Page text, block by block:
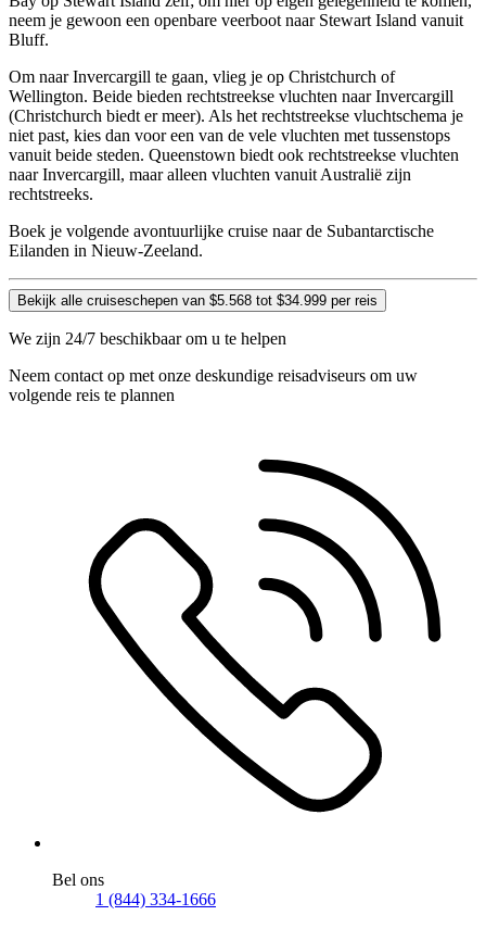
neem je gewoon een openbare veerboot naar Stewart Island vanuit
Bluff.
Om naar Invercargill te gaan, vlieg je op Christchurch of
Wellington. Beide bieden rechtstreekse vluchten naar Invercargill
(Christchurch biedt er meer). Als het rechtstreekse vluchtschema je
niet past, kies dan voor een van de vele vluchten met tussenstops
vanuit beide steden. Queenstown biedt ook rechtstreekse vluchten
naar Invercargill, maar alleen vluchten vanuit Australië zijn
rechtstreeks.
Boek je volgende avontuurlijke cruise naar de Subantarctische
Eilanden in Nieuw-Zeeland.
Bekijk alle cruiseschepen van $5.568 tot $34.999 per reis
We zijn 24/7 beschikbaar om u te helpen
Neem contact op met onze deskundige reisadviseurs om uw
volgende reis te plannen
Bel ons
1 (844) 334-1666